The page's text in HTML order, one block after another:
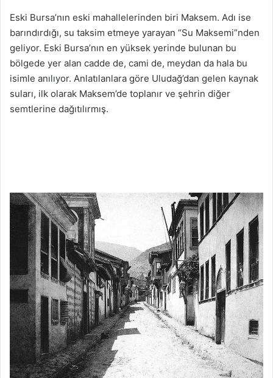
Eski Bursa’nın eski mahallelerinden biri Maksem. Adı ise
barındırdığı, su taksim etmeye yarayan “Su Maksemi”nden
geliyor. Eski Bursa’nın en yüksek yerinde bulunan bu
bölgede yer alan cadde de, cami de, meydan da hala bu
isimle anılıyor. Anlatılanlara göre Uludağ’dan gelen kaynak
suları, ilk olarak Maksem’de toplanır ve şehrin diğer
semtlerine dağıtılırmış.